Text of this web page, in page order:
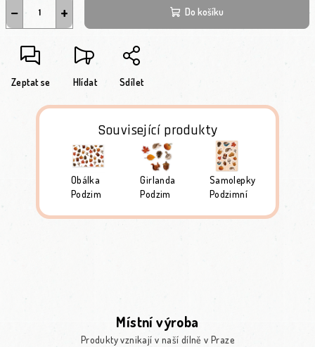
+
− Do košíku
Zeptat se Hlídat Sdílet
Související produkty
Obálka
Podzim
Girlanda
Podzim
Samolepky
Podzimní
Místní výroba
Produkty vznikají v naší dílně v Praze